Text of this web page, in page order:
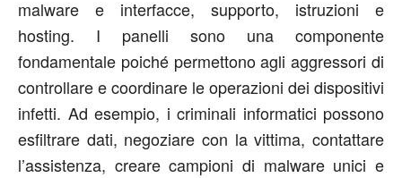
malware e interfacce, supporto, istruzioni e
hosting. I panelli sono una componente
fondamentale poiché permettono agli aggressori di
controllare e coordinare le operazioni dei dispositivi
infetti. Ad esempio, i criminali informatici possono
esfiltrare dati, negoziare con la vittima, contattare
l’assistenza, creare campioni di malware unici e